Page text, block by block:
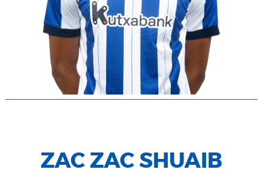
ZAC ZAC SHUAIB